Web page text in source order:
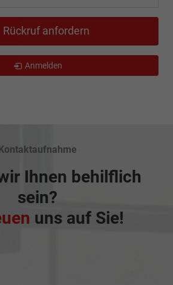
Rückruf anfordern
Anmelden
Ihnen behilflich
sein?
uns auf Sie!